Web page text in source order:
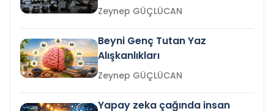
Zeynep GÜÇLÜCAN
Beyni Genç Tutan Yaz
Alışkanlıkları
Zeynep GÜÇLÜCAN
Yapay zeka çağında insan